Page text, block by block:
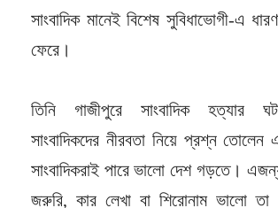
সাংবাদিক মানেই বিশেষ সুবিধাভোগী-এ
ফেরে।
তিনি গাজীপুরে সাংবাদিক হত্যার
সাংবাদিকদের নীরবতা নিয়ে প্রশ্ন
সাংবাদিকরাই পারে ভালো দেশ গড়তে।
জরুরি, কার লেখা বা শিরোনাম ভালো তা